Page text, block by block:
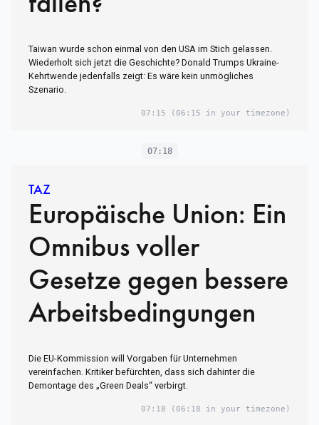
Taiwan wurde schon einmal von den USA im Stich gelassen.
Wiederholt sich jetzt die Geschichte? Donald Trumps Ukraine-
Kehrtwende jedenfalls zeigt: Es wäre kein unmögliches
Szenario.
07:15 (06:15 in your timezone)
07:18
TAZ
Europäische Union: Ein
Omnibus voller
Gesetze gegen bessere
Arbeitsbedingungen
Die EU-Kommission will Vorgaben für Unternehmen
vereinfachen. Kritiker befürchten, dass sich dahinter die
Demontage des „Green Deals“ verbirgt.
07:18 (06:18 in your timezone)